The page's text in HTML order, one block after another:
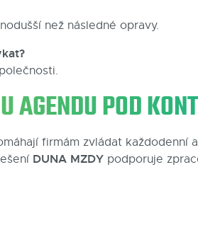
než následné opravy.
AGENDU POD
firmám zvládat každodenní
DUNA MZDY podporuje